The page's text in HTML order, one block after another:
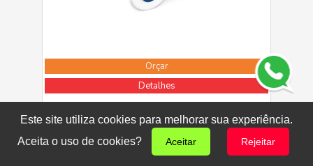
Orçar
Detalhes
MUSTARD - Travessa
Cod.: 93861
Este site utiliza cookies para melhorar sua experiência.
Aceita o uso de cookies?
Aceitar Rejeitar